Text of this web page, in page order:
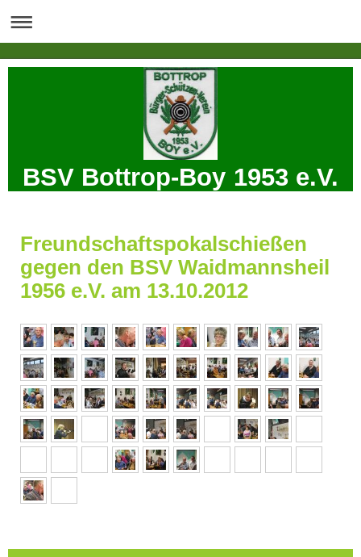
BSV Bottrop-Boy 1953 e.V.
Freundschaftspokalschießen
gegen den BSV Waidmannsheil
1956 e.V. am 13.10.2012